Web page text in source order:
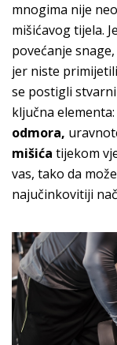
mnogima nije
mišićavog tijela.
povećanje
jer niste
se postigli
ključna
odmora,
mišića tijekom
vas, tako da
najučinkovitiji